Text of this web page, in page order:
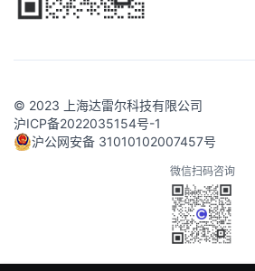
© 2023 上海达雷尔科技有限公司
沪ICP备2022035154号-1
沪公网安备 31010102007457号
微信扫码咨询